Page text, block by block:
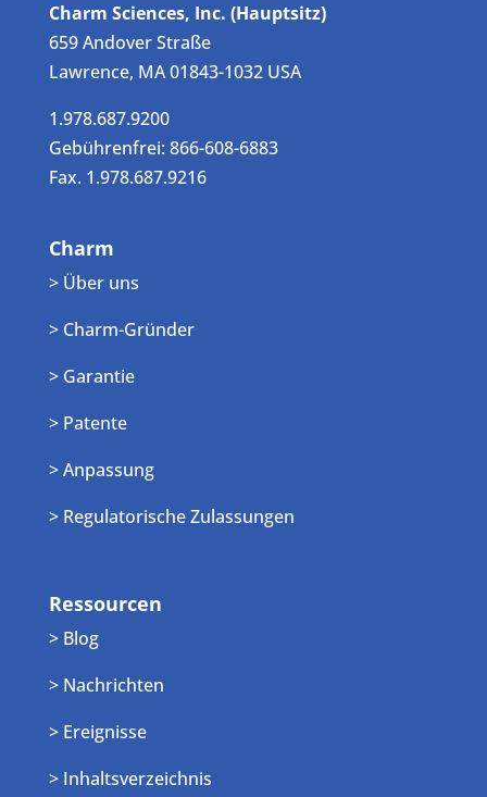
Charm Sciences, Inc. (Hauptsitz)
659 Andover Straße
Lawrence, MA 01843-1032 USA
1.978.687.9200
Gebührenfrei: 866-608-6883
Fax. 1.978.687.9216
Charm
> Über uns
> Charm-Gründer
> Garantie
> Patente
> Anpassung
> Regulatorische Zulassungen
Ressourcen
> Blog
> Nachrichten
> Ereignisse
> Inhaltsverzeichnis